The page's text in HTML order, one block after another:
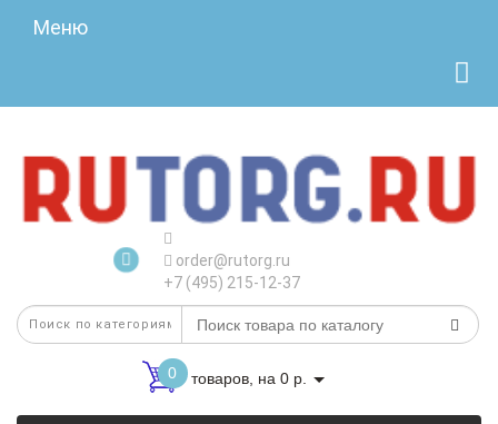
Меню
order@rutorg.ru
+7 (495) 215-12-37
0 товаров, на 0 р.